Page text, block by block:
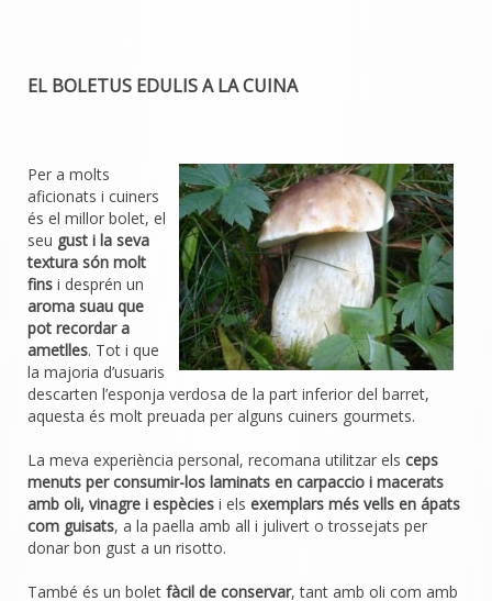
EL BOLETUS EDULIS A LA CUINA
Per a molts
aficionats i cuiners
és el millor bolet, el
seu gust i la seva
textura són molt
fins i desprén un
aroma suau que
pot recordar a
ametlles. Tot i que
la majoria d’usuaris
descarten l’esponja verdosa de la part inferior del barret,
aquesta és molt preuada per alguns cuiners gourmets.
La meva experiència personal, recomana utilitzar els ceps
menuts per consumir-los laminats en carpaccio i macerats
amb oli, vinagre i espècies i els exemplars més vells en ápats
com guisats, a la paella amb all i julivert o trossejats per
donar bon gust a un risotto.
També és un bolet fàcil de conservar, tant amb oli com amb